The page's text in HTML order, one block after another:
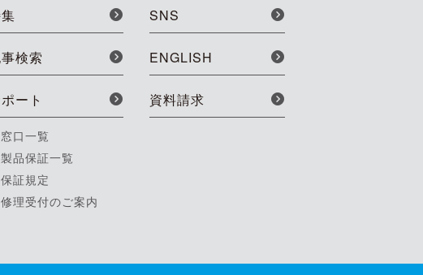
検索
ート
窓口一覧
製品保証一覧
保証規定
修理受付のご案内
SNS
ENGLISH
資料請求